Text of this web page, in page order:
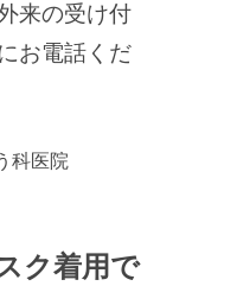
来の受け付
お電話くだ
科医院
ク着用で